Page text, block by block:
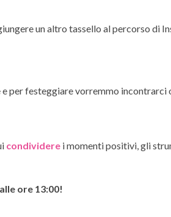
un altro tassello al percorso
per festeggiare vorremmo incontrarci
condividere i momenti positivi, gli
ore 13:00!